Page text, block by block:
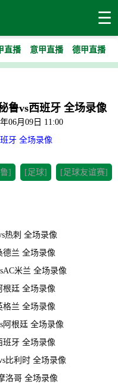
☰
直播 意甲直播 德甲直播
鲁vs西班牙 全场录像
06月09日 11:00
牙 全场录像
] [足球] [足球友谊赛]
热刺 全场录像
德兰 全场录像
米兰 全场录像
根廷 全场录像
格兰 全场录像
阿根廷 全场录像
班牙 全场录像
比利时 全场录像
洛哥 全场录像